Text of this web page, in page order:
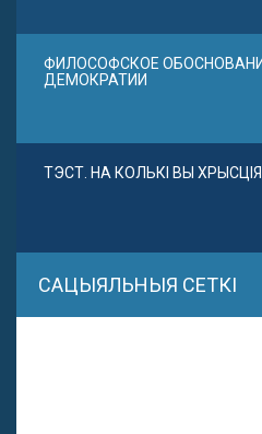
ФИЛОСОФСКОЕ
ДЕМОКРАТИИ
ТЭСТ. НА КОЛЬКІ ВЫ
САЦЫЯЛЬНЫЯ СЕТКІ